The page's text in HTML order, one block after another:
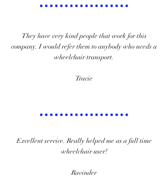
They have very kind people that work for this
company. I would refer them to anybody who needs a
wheelchair transport.​
Tracie
Excellent service. Really helped me as a full time
wheelchair user!​
Ravinder